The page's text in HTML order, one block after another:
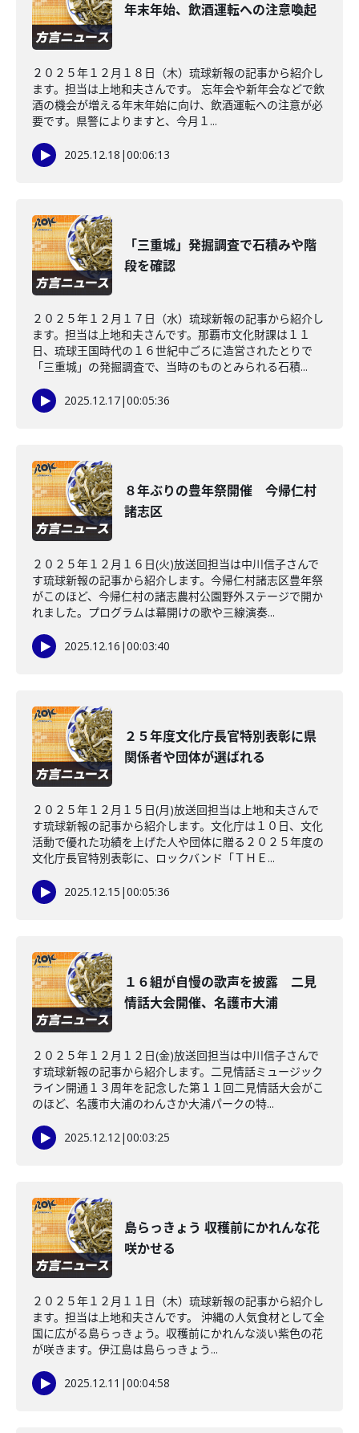
年末年始、飲酒運転への注意喚起
２０２５年１２月１８日（木）琉球新報の記事から紹介し
ます。担当は上地和夫さんです。 忘年会や新年会などで飲
酒の機会が増える年末年始に向け、飲酒運転への注意が必
要です。県警によりますと、今月１...
2025.12.18 |00:06:13
「三重城」発掘調査で石積みや階
段を確認
２０２５年１２月１７日（水）琉球新報の記事から紹介し
ます。担当は上地和夫さんです。那覇市文化財課は１１
日、琉球王国時代の１６世紀中ごろに造営されたとりで
「三重城」の発掘調査で、当時のものとみられる石積...
2025.12.17|00:05:36
８年ぶりの豊年祭開催 今帰仁村
諸志区
２０２５年１２月１６日(火)放送回担当は中川信子さんで
す琉球新報の記事から紹介します。今帰仁村諸志区豊年祭
がこのほど、今帰仁村の諸志農村公園野外ステージで開か
れました。プログラムは幕開けの歌や三線演奏...
2025.12.16 |00:03:40
２５年度文化庁長官特別表彰に県
関係者や団体が選ばれる
２０２５年１２月１５日(月)放送回担当は上地和夫さんで
す琉球新報の記事から紹介します。文化庁は１０日、文化
活動で優れた功績を上げた人や団体に贈る２０２５年度の
文化庁長官特別表彰に、ロックバンド「ＴＨＥ...
2025.12.15 |00:05:36
１６組が自慢の歌声を披露 二見
情話大会開催、名護市大浦
２０２５年１２月１２日(金)放送回担当は中川信子さんで
す琉球新報の記事から紹介します。二見情話ミュージック
ライン開通１３周年を記念した第１１回二見情話大会がこ
のほど、名護市大浦のわんさか大浦パークの特...
2025.12.12|00:03:25
島らっきょう 収穫前にかれんな花
咲かせる
２０２５年１２月１１日（木）琉球新報の記事から紹介し
ます。担当は上地和夫さんです。 沖縄の人気食材として全
国に広がる島らっきょう。収穫前にかれんな淡い紫色の花
が咲きます。伊江島は島らっきょう...
2025.12.11 |00:04:58